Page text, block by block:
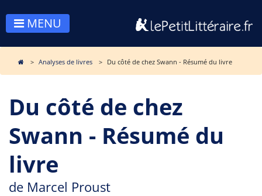
MENU
Analyses de livres Du côté de chez Swann - Résumé du livre
Du côté de chez
Swann - Résumé du
livre
de Marcel Proust